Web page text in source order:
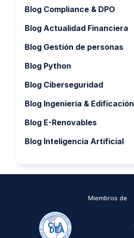
Blog Compliance & DPO
Blog Actualidad Financiera
Blog Gestión de personas
Blog Python
Blog Ciberseguridad
Blog Ingeniería & Edificación
Blog E-Renovables
Blog Inteligencia Artificial
Miembros de